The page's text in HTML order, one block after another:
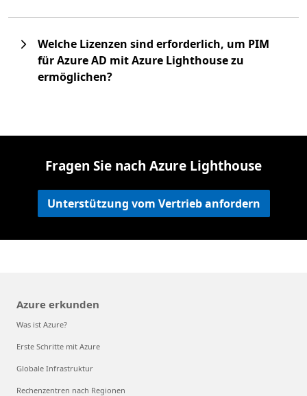
Welche Lizenzen sind erforderlich, um PIM
für Azure AD mit Azure Lighthouse zu
ermöglichen?
Fragen Sie nach Azure Lighthouse
Unterstützung vom Vertrieb anfordern
Azure erkunden
Was ist Azure?
Erste Schritte mit Azure
Globale Infrastruktur
Rechenzentren nach Regionen